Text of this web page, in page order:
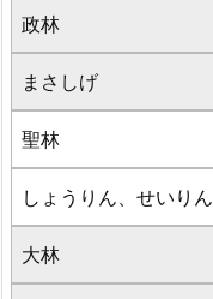
政林
まさしげ
聖林
しょうりん、せいりん
大林